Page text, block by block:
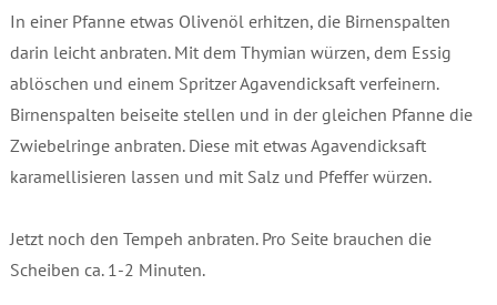
In einer Pfanne etwas Olivenöl erhitzen, die Birnenspalten
darin leicht anbraten. Mit dem Thymian würzen, dem Essig
ablöschen und einem Spritzer Agavendicksaft verfeinern.
Birnenspalten beiseite stellen und in der gleichen Pfanne die
Zwiebelringe anbraten. Diese mit etwas Agavendicksaft
karamellisieren lassen und mit Salz und Pfeffer würzen.
Jetzt noch den Tempeh anbraten. Pro Seite brauchen die
Scheiben ca. 1-2 Minuten.